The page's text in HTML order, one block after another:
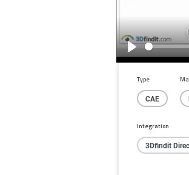
Play
Type
CAE
Integration
3Dfindit